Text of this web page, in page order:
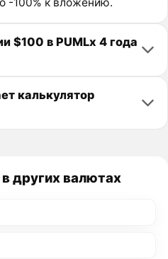
$100 в PUMLx 4 года
калькулятор
других валютах